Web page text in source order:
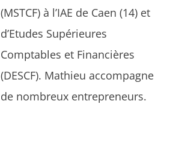
(MSTCF) à l’IAE de Caen (14) et
d’Etudes Supérieures
Comptables et Financières
(DESCF). Mathieu accompagne
de nombreux entrepreneurs.